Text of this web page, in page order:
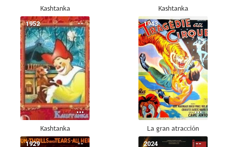
Kashtanka Kashtanka
--
1952
Kashtanka
--
1943
La gran atracción
--
1929 --
2024